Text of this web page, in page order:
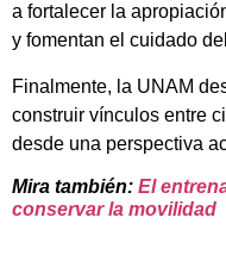
a fortalecer la
y fomentan el cuidado
Finalmente, la UNAM
construir vínculos entre
desde una perspectiva
Mira también: El
conservar la movilidad